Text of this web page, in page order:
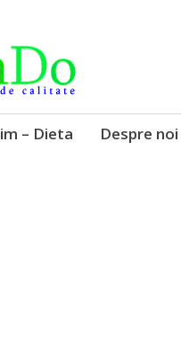
medicatia
– Dieta Despre noi